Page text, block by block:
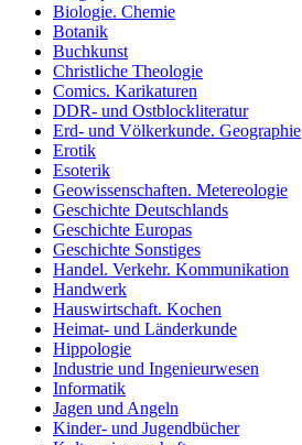
Biologie. Chemie
Botanik
Buchkunst
Christliche Theologie
Comics. Karikaturen
DDR- und Ostblockliteratur
Erd- und Völkerkunde. Geographie
Erotik
Esoterik
Geowissenschaften. Metereologie
Geschichte Deutschlands
Geschichte Europas
Geschichte Sonstiges
Handel. Verkehr. Kommunikation
Handwerk
Hauswirtschaft. Kochen
Heimat- und Länderkunde
Hippologie
Industrie und Ingenieurwesen
Informatik
Jagen und Angeln
Kinder- und Jugendbücher